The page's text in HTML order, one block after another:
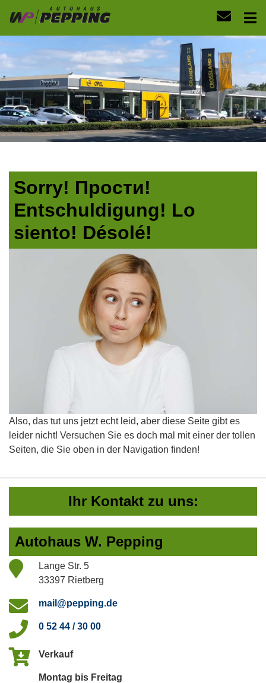
Sorry! Прости!
Entschuldigung! Lo
siento! Désolé!
Also, das tut uns jetzt echt leid, aber diese Seite gibt es
leider nicht! Versuchen Sie es doch mal mit einer der tollen
Seiten, die Sie oben in der Navigation finden!
Ihr Kontakt zu uns:
Autohaus W. Pepping
Lange Str. 5
33397 Rietberg
mail@pepping.de
0 52 44 / 30 00
Verkauf
Montag bis Freitag